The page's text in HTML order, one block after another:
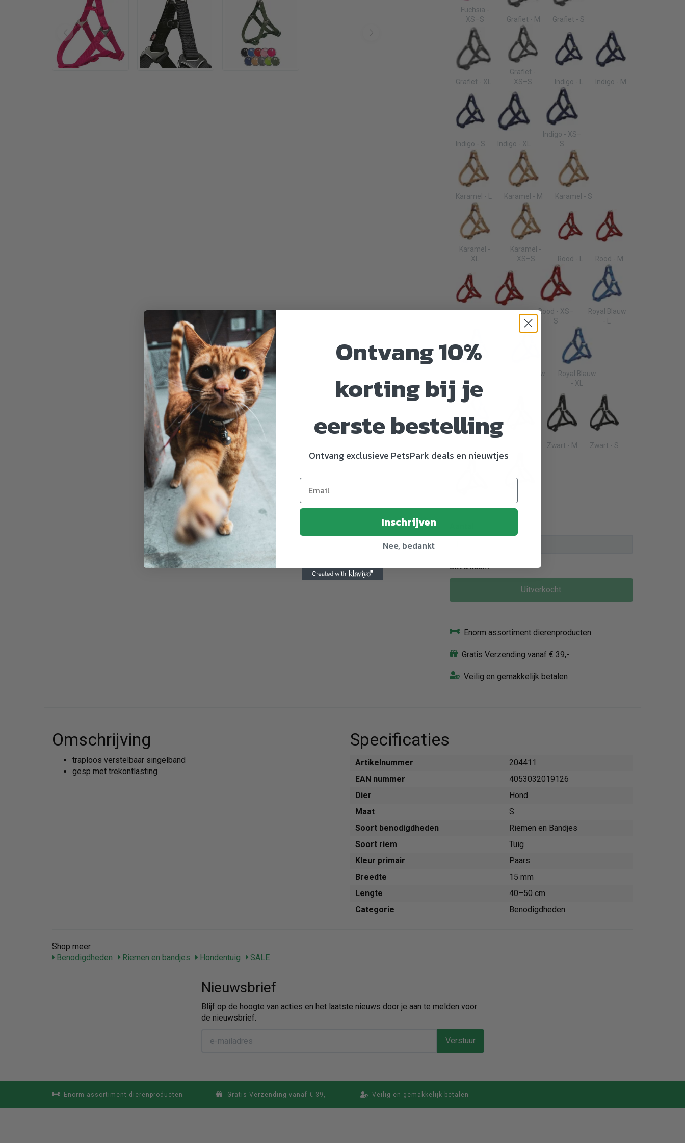
Fuchsia -
XS–S
Grafiet - M Grafiet - S
Grafiet - XL
Grafiet -
XS–S
Indigo - L Indigo - M
Indigo - S Indigo - XL
Indigo - XS–
S
Karamel - L Karamel - M Karamel - S
Karamel -
XL
Karamel -
XS–S
Rood - L Rood - M
Rood - XL
Rood - XS–
S
Royal Blauw
- L
Royal Blauw
Royal Blauw
- XL
Royal Blauw
Zwart - M Zwart - S
Zwart - XL
Uitverkocht
Uitverkocht
Enorm assortiment dierenproducten
Gratis Verzending vanaf € 39,-
Veilig en gemakkelijk betalen
Omschrijving
traploos verstelbaar singelband
gesp met trekontlasting
Specificaties
Artikelnummer
204411
EAN nummer
4053032019126
Dier
Hond
Maat
S
Soort benodigdheden
Riemen en Bandjes
Soort riem
Tuig
Kleur primair
Paars
Breedte
15 mm
Lengte
40–50 cm
Categorie
Benodigdheden
Shop meer
Benodigdheden
Riemen en bandjes Hondentuig SALE
Nieuwsbrief
Blijf op de hoogte van acties en het laatste nieuws door je aan te melden voor
de nieuwsbrief.
Verstuur
Enorm assortiment dierenproducten Gratis Verzending vanaf € 39,- Veilig en gemakkelijk betalen
Ontvang 10%
korting bij je
eerste bestelling
Ontvang exclusieve PetsPark deals en nieuwtjes
Inschrijven
Nee, bedankt